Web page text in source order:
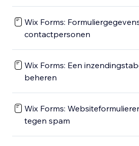
Wix Forms:
contactpersonen
Wix Forms: Een
beheren
Wix Forms:
tegen spam